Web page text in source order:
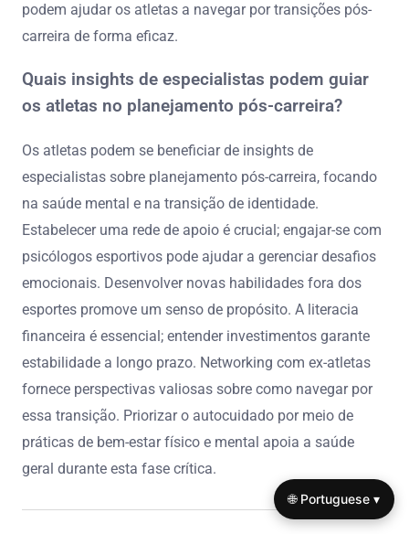
podem ajudar os atletas a navegar por transições pós-
carreira de forma eficaz.
Quais insights de especialistas podem guiar
os atletas no planejamento pós-carreira?
Os atletas podem se beneficiar de insights de
especialistas sobre planejamento pós-carreira, focando
na saúde mental e na transição de identidade.
Estabelecer uma rede de apoio é crucial; engajar-se com
psicólogos esportivos pode ajudar a gerenciar desafios
emocionais. Desenvolver novas habilidades fora dos
esportes promove um senso de propósito. A literacia
financeira é essencial; entender investimentos garante
estabilidade a longo prazo. Networking com ex-atletas
fornece perspectivas valiosas sobre como navegar por
essa transição. Priorizar o autocuidado por meio de
práticas de bem-estar físico e mental apoia a saúde
geral durante esta fase crítica.
🌐 Portuguese ▾